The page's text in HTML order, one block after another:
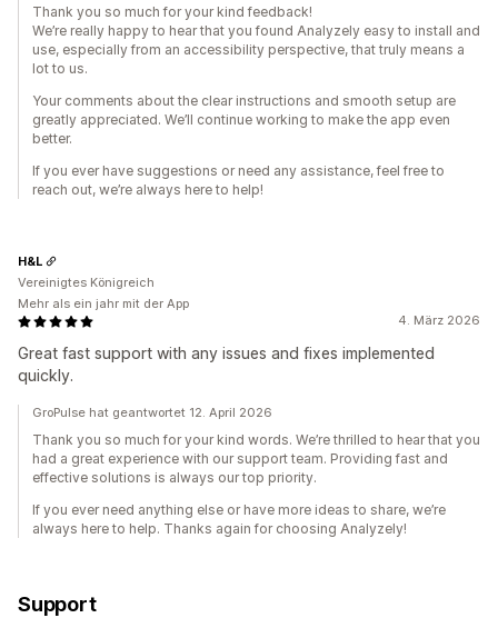
Thank you so much for your kind feedback!
We’re really happy to hear that you found Analyzely easy to install and
use, especially from an accessibility perspective, that truly means a
lot to us.
Your comments about the clear instructions and smooth setup are
greatly appreciated. We’ll continue working to make the app even
better.
If you ever have suggestions or need any assistance, feel free to
reach out, we’re always here to help!
4. März 2026
Great fast support with any issues and fixes implemented
quickly.
H&L
Vereinigtes Königreich
Mehr als ein jahr mit der App
GroPulse hat geantwortet 12. April 2026
Thank you so much for your kind words. We’re thrilled to hear that you
had a great experience with our support team. Providing fast and
effective solutions is always our top priority.
If you ever need anything else or have more ideas to share, we’re
always here to help. Thanks again for choosing Analyzely!
Support